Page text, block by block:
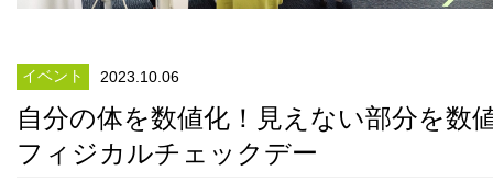
イベント 2023.10.06
自分の体を数値化！見えない部分を数
フィジカルチェックデー